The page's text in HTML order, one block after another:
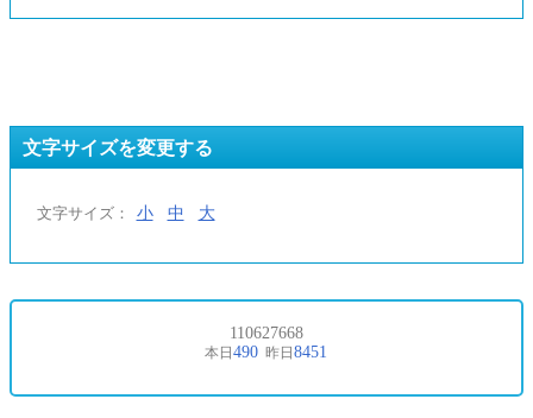
文字サイズを変更する
文字サイズ： 小 中 大